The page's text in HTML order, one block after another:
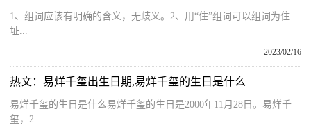
1、组词应该有明确的含义，无歧义。2、用“住”组词可以组词为住
址...
2023/02/16
热文：易烊千玺出生日期,易烊千玺的生日是什么
易烊千玺的生日是什么易烊千玺的生日是2000年11月28日。易烊千
玺，2...